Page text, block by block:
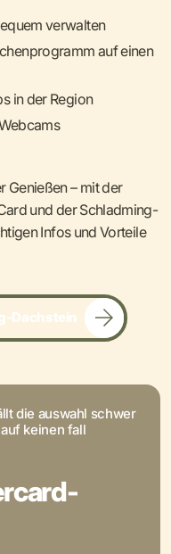
verwalten
auf einen
in der Region
Genießen – mit der
und der Schladming-
Infos und Vorteile
Dachstein
die auswahl schwer
keinen fall